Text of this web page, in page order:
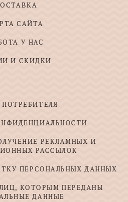
САЙТА
У НАС
И СКИДКИ
ПОТРЕБИТЕЛЯ
РЕКЛАМНЫХ И
РАССЫЛОК
ПЕРСОНАЛЬНЫХ ДАННЫХ
КОТОРЫМ ПЕРЕДАНЫ
ДАННЫЕ